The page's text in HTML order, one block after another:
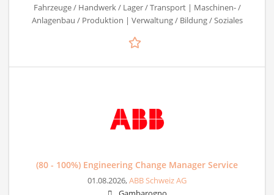
Fahrzeuge / Handwerk / Lager / Transport | Maschinen- /
Anlagenbau / Produktion | Verwaltung / Bildung / Soziales
(80 - 100%) Engineering Change Manager Service
01.08.2026,ABB Schweiz AG